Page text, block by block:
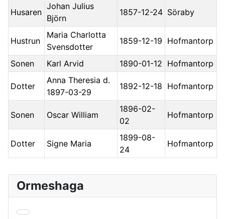
Ormeshaga
Husaren
Johan Julius
Björn
1857-12-24 Söraby
Hustrun
Maria Charlotta
Svensdotter
1859-12-19 Hofmantorp
Sonen Karl Arvid 1890-01-12 Hofmantorp
Dotter
Anna Theresia d.
1897-03-29
1892-12-18 Hofmantorp
Sonen Oscar William
1896-02-
02
Hofmantorp
Dotter Signe Maria
1899-08-
24
Hofmantorp